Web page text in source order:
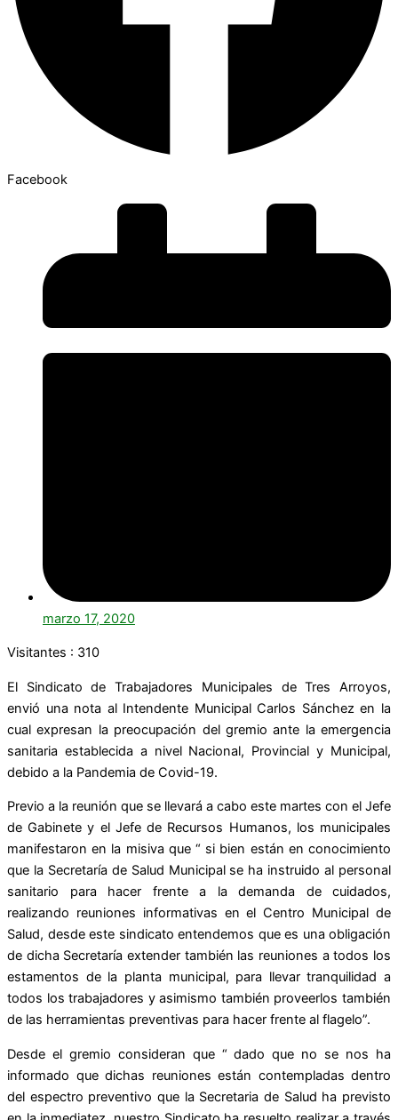
Facebook
marzo 17, 2020
Visitantes : 310
El Sindicato de Trabajadores Municipales de Tres Arroyos,
envió una nota al Intendente Municipal Carlos Sánchez en la
cual expresan la preocupación del gremio ante la emergencia
sanitaria establecida a nivel Nacional, Provincial y Municipal,
debido a la Pandemia de Covid-19.
Previo a la reunión que se llevará a cabo este martes con el Jefe
de Gabinete y el Jefe de Recursos Humanos, los municipales
manifestaron en la misiva que “ si bien están en conocimiento
que la Secretaría de Salud Municipal se ha instruido al personal
sanitario para hacer frente a la demanda de cuidados,
realizando reuniones informativas en el Centro Municipal de
Salud, desde este sindicato entendemos que es una obligación
de dicha Secretaría extender también las reuniones a todos los
estamentos de la planta municipal, para llevar tranquilidad a
todos los trabajadores y asimismo también proveerlos también
de las herramientas preventivas para hacer frente al flagelo”.
Desde el gremio consideran que “ dado que no se nos ha
informado que dichas reuniones están contempladas dentro
del espectro preventivo que la Secretaria de Salud ha previsto